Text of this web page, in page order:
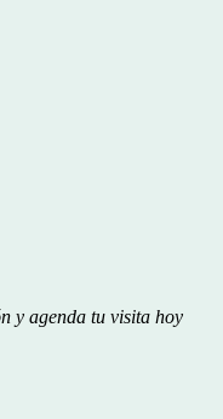
y agenda tu visita hoy